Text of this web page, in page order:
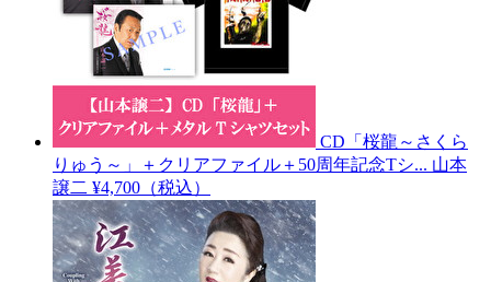
CD「桜龍～さくら
りゅう～」＋クリアファイル＋50周年記念Tシ... 山本
譲二 ¥4,700（税込）